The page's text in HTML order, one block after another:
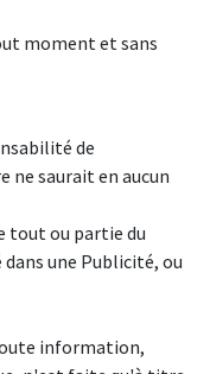
moment et sans
de
ne saurait en aucun
tout ou partie du
une Publicité, ou
information,